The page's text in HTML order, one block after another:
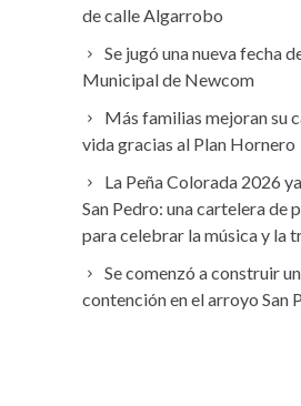
de calle Algarrobo
Se jugó una nueva fecha
Municipal de Newcom
Más familias mejoran su
vida gracias al Plan Hornero
La Peña Colorada 2026
San Pedro: una cartelera de
para celebrar la música y la
Se comenzó a construir
contención en el arroyo San